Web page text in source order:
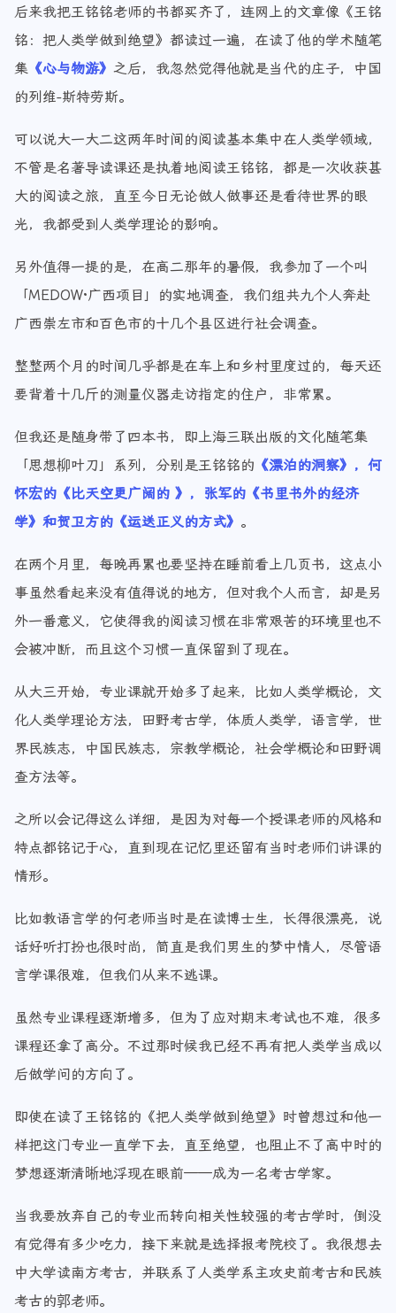
后来我把王铭铭老师的书都买齐了，连网上的文章像《王铭
铭：把人类学做到绝望》都读过一遍，在读了他的学术随笔
集 《心与物游》 之后，我忽然觉得他就是当代的庄子，中国
的列维-斯特劳斯。
可以说大一大二这两年时间的阅读基本集中在人类学领域，
不管是名著导读课还是执着地阅读王铭铭，都是一次收获甚
大的阅读之旅，直至今日无论做人做事还是看待世界的眼
光，我都受到人类学理论的影响。
另外值得一提的是，在高二那年的暑假，我参加了一个叫
「MEDOW·广西项目」的实地调查，我们组共九个人奔赴
广西崇左市和百色市的十几个县区进行社会调查。
整整两个月的时间几乎都是在车上和乡村里度过的，每天还
要背着十几斤的测量仪器走访指定的住户，非常累。
但我还是随身带了四本书，即上海三联出版的文化随笔集
「思想柳叶刀」系列，分别是王铭铭的 《漂泊的洞察》，何
怀宏的《比天空更广阔的 》，张军的《书里书外的经济
学》和贺卫方的《运送正义的方式》 。
在两个月里，每晚再累也要坚持在睡前看上几页书，这点小
事虽然看起来没有值得说的地方，但对我个人而言，却是另
外一番意义，它使得我的阅读习惯在非常艰苦的环境里也不
会被冲断，而且这个习惯一直保留到了现在。
从大三开始，专业课就开始多了起来，比如人类学概论，文
化人类学理论方法，田野考古学，体质人类学，语言学，世
界民族志，中国民族志，宗教学概论，社会学概论和田野调
查方法等。
之所以会记得这么详细，是因为对每一个授课老师的风格和
特点都铭记于心，直到现在记忆里还留有当时老师们讲课的
情形。
比如教语言学的何老师当时是在读博士生，长得很漂亮，说
话好听打扮也很时尚，简直是我们男生的梦中情人，尽管语
言学课很难，但我们从来不逃课。
虽然专业课程逐渐增多，但为了应对期末考试也不难，很多
课程还拿了高分。不过那时候我已经不再有把人类学当成以
后做学问的方向了。
即使在读了王铭铭的《把人类学做到绝望》时曾想过和他一
样把这门专业一直学下去，直至绝望，也阻止不了高中时的
梦想逐渐清晰地浮现在眼前——成为一名考古学家。
当我要放弃自己的专业而转向相关性较强的考古学时，倒没
有觉得有多少吃力，接下来就是选择报考院校了。我很想去
中大学读南方考古，并联系了人类学系主攻史前考古和民族
考古的郭老师。